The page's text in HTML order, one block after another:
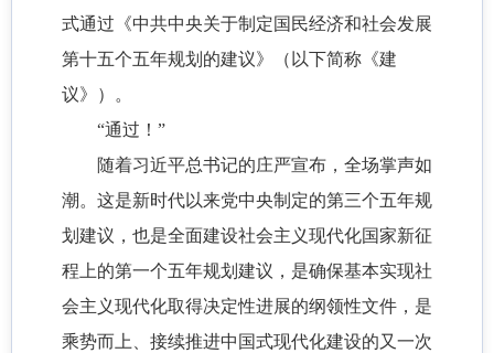
式通过《中共中央关于制定国民经济和社会发展
第十五个五年规划的建议》（以下简称《建
议》）。
“通过！”
随着习近平总书记的庄严宣布，全场掌声如
潮。这是新时代以来党中央制定的第三个五年规
划建议，也是全面建设社会主义现代化国家新征
程上的第一个五年规划建议，是确保基本实现社
会主义现代化取得决定性进展的纲领性文件，是
乘势而上、接续推进中国式现代化建设的又一次